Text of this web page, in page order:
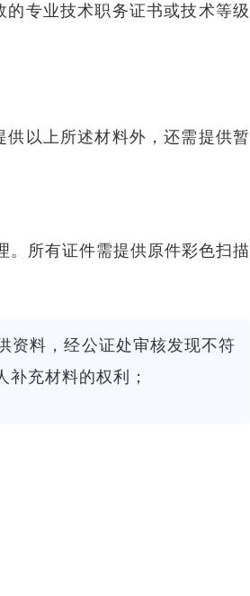
的专业技术职务证书或技术等级
供以上所述材料外，还需提供暂
。所有证件需提供原件彩色扫描
资料，经公证处审核发现不符
充材料的权利；